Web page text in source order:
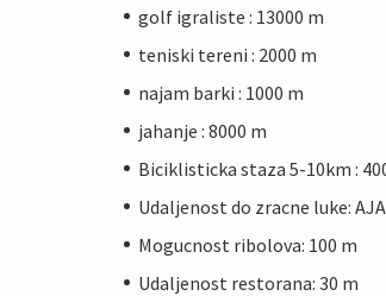
golf igraliste : 13000 m
teniski tereni : 2000 m
najam barki : 1000 m
jahanje : 8000 m
Biciklisticka staza 5-10km :
Udaljenost do zracne luke:
Mogucnost ribolova: 100 m
Udaljenost restorana: 30 m